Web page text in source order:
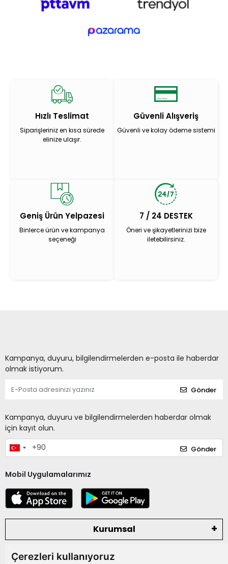
Çerezleri kullanıyoruz
Hızlı Teslimat
Siparişleriniz en kısa sürede
elinize ulaşır.
Güvenli Alışveriş
Güvenli ve kolay ödeme sistemi
Geniş Ürün Yelpazesi
Binlerce ürün ve kampanya
seçeneği
7 / 24 DESTEK
Öneri ve şikayetlerinizi bize
iletebilirsiniz.
Kampanya, duyuru, bilgilendirmelerden e-posta ile haberdar
olmak istiyorum.
Gönder
Kampanya, duyuru ve bilgilendirmelerden haberdar olmak
için kayıt olun.
Gönder
Mobil Uygulamalarımız
Kurumsal
Kategoriler